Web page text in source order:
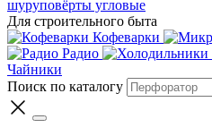
шуруповёрты угловые
Для строительного быта
Кофеварки
Радио
Чайники
Поиск по каталогу